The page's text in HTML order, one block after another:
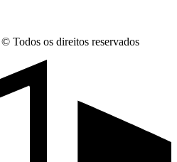
© Todos os direitos reservados